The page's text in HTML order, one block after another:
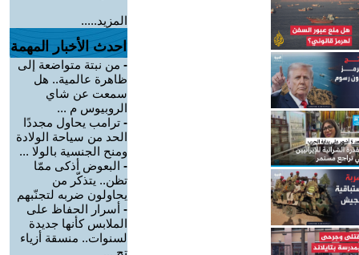
المزيد.....
احدث الأخبار المهمة
- من نبتة متواضعة إلى
ظاهرة عالمية.. هل
سمعت عن شاي
الروبيوس م ...
- ترامب يحاول مجددًا
الحد من سياحة الولادة
ومنح الجنسية بالولا ...
- البعوض أذكى ممّا
تظن.. يتذكّر من
يحاولون ضربه لتجنّبهم
- أسرار الحفاظ على
الملابس كأنها جديدة
لسنوات.. منسقة أزياء
تج ...